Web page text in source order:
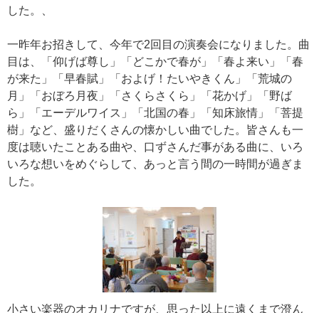
した。、
一昨年お招きして、今年で2回目の演奏会になりました。曲
目は、「仰げば尊し」「どこかで春が」「春よ来い」「春
が来た」「早春賦」「およげ！たいやきくん」「荒城の
月」「おぼろ月夜」「さくらさくら」「花かげ」「野ば
ら」「エーデルワイス」「北国の春」「知床旅情」「菩提
樹」など、盛りだくさんの懐かしい曲でした。皆さんも一
度は聴いたことある曲や、口ずさんだ事がある曲に、いろ
いろな想いをめぐらして、あっと言う間の一時間が過ぎま
した。
小さい楽器のオカリナですが、思った以上に遠くまで澄ん